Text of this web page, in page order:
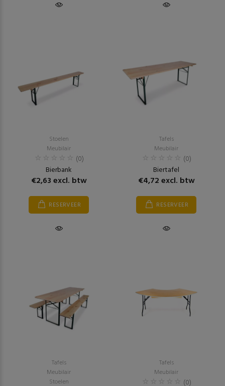
Stoelen
Meubilair
(0)
Bierbank
€2,63 excl. btw
RESERVEER
Tafels
Meubilair
(0)
Biertafel
€4,72 excl. btw
RESERVEER
Tafels
Meubilair
Stoelen
Tafels
Meubilair
(0)